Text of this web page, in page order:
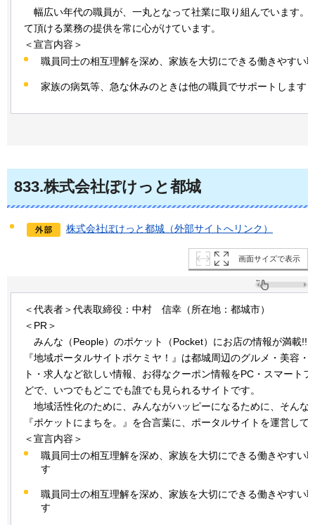
幅広い年代の職員が、一丸となって社業に取り組んでいます。
て頂ける業務の提供を常に心がけています。
＜宣言内容＞
職員同士の相互理解を深め、家族を大切にできる働きやすい
家族の病気等、急な休みのときは他の職員でサポートします
833.株式会社ぽけっと都城
株式会社ぽけっと都城（外部サイトへリンク）
画面サイズで表示
＜代表者＞代表取締役：中村 信幸（所在地：都城市）
＜PR＞
みんな（People）のポケット（Pocket）にお店の情報が満載!!
『地域ポータルサイトポケミヤ！』は都城周辺のグルメ・美容・
ト・求人など欲しい情報、お得なクーポン情報をPC・スマート
どで、いつでもどこでも誰でも見られるサイトです。
地域活性化のために、みんながハッピーになるために、そんな
『ポケットにまちを。』を合言葉に、ポータルサイトを運営して
＜宣言内容＞
職員同士の相互理解を深め、家族を大切にできる働きやすい
す
職員同士の相互理解を深め、家族を大切にできる働きやすい
す